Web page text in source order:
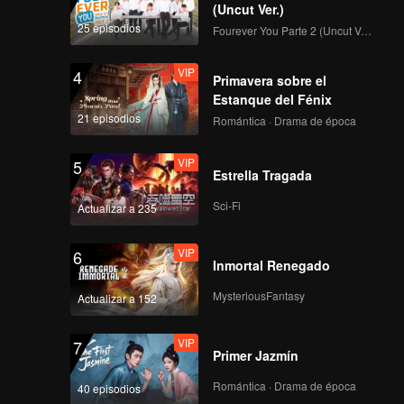
25 episodios
(Uncut Ver.)
Fourever You Parte 2 (Uncut Ver.)
4
21 episodios
VIP
Primavera sobre el
Estanque del Fénix
Romántica · Drama de época
5
Actualizar a 235
VIP
Estrella Tragada
Sci-Fi
6
Actualizar a 152
VIP
Inmortal Renegado
MysteriousFantasy
7
40 episodios
VIP
Primer Jazmín
Romántica · Drama de época